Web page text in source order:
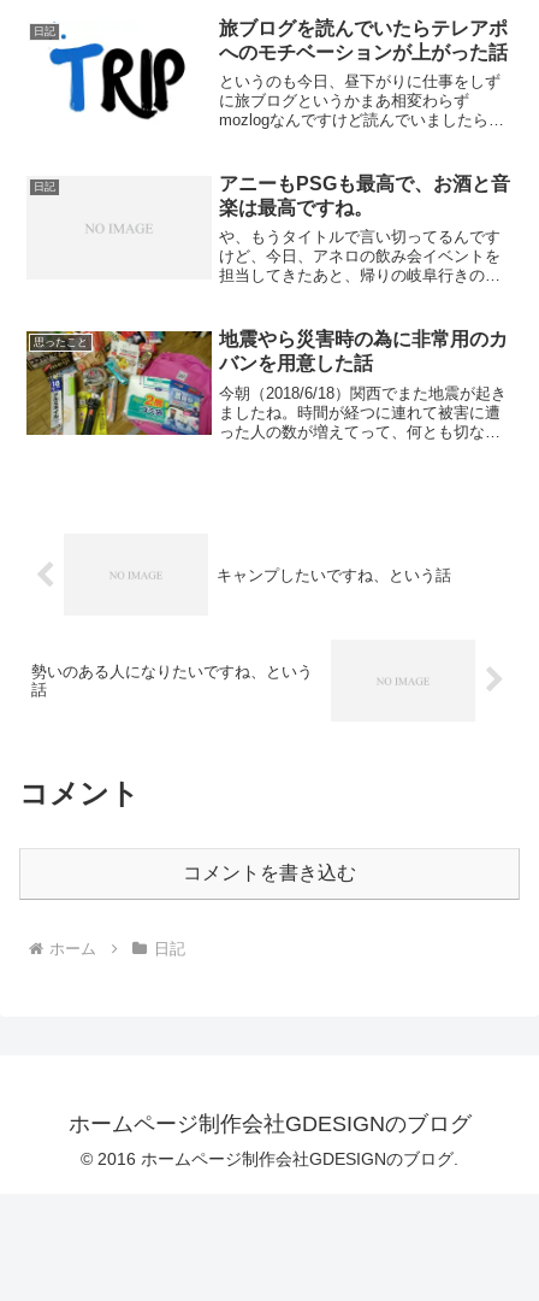
うことで、2月の出来事を書いていきまし
ょう。日記はいつか自...
日記
旅ブログを読んでいたらテレアポ
へのモチベーションが上がった話
というのも今日、昼下がりに仕事をしず
に旅ブログというかまあ相変わらず
mozlogなんですけど読んでいましたら、
ンマーのヤンゴンで電車に乗って環状線
を一周してみた僕も久し...
日記
アニーもPSGも最高で、お酒と音
楽は最高ですね。
や、もうタイトルで言い切ってるんです
けど、今日、アネロの飲み会イベントを
担当してきたあと、帰りの岐阜行きの電
ボニー＆クライドのような、最高。楽し
い。なんて、酔った気持ちを...
思ったこと
地震やら災害時の為に非常用のカ
バンを用意した話
今朝（2018/6/18）関西でまた地震が起き
ましたね。時間が経つに連れて被害に遭
った人の数が増えてって、何とも切ない
キャンプしたいですね、という話
勢いのある人になりたいですね、という
話
コメント
コメントを書き込む
ホーム 日記
ホームページ制作会社GDESIGNのブログ
© 2016 ホームページ制作会社GDESIGNのブログ.